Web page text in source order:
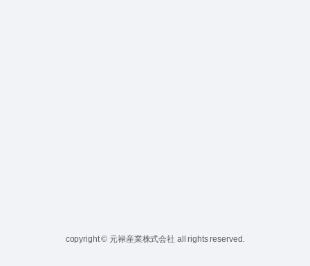
copyright © 元禄産業株式会社 all rights reserved.